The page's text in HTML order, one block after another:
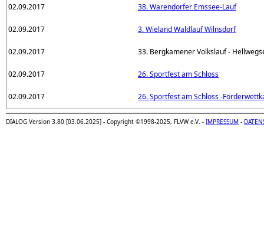
02.09.2017 38. Warendorfer Emssee-Lauf
02.09.2017 3. Wieland Waldlauf Wilnsdorf
02.09.2017 33. Bergkamener Volkslauf -
02.09.2017 26. Sportfest am Schloss
02.09.2017 26. Sportfest am Schloss -
DIALOG Version 3.80 [03.06.2025] - Copyright ©1998-2025, FLVW e.V. - IMPRESSUM -